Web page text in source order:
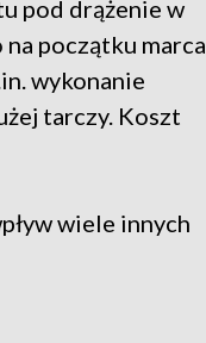
pod drążenie w
początku marca
wykonanie
tarczy. Koszt
wiele innych